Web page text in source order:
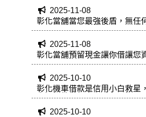
2025-11-08
彰化當舖當您最強後盾，無任
2025-11-08
彰化當舖預留現金讓你借讓您
2025-10-10
彰化機車借款是信用小白救星
車況好就借得出來
2025-10-10